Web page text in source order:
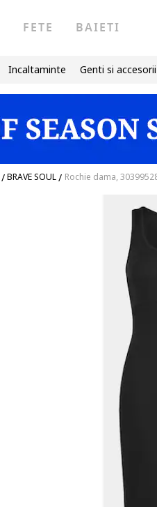
FETE BAIETI
Incaltaminte Genti si accesorii
/BRAVE SOUL/ Rochie dama,